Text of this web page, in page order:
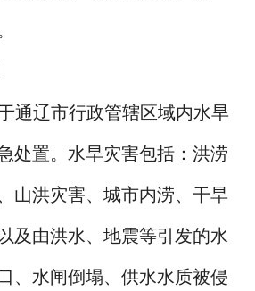
通辽市行政管辖区域内水旱
处置。水旱灾害包括：洪涝
山洪灾害、城市内涝、干旱
及由洪水、地震等引发的水
、水闸倒塌、供水水质被侵